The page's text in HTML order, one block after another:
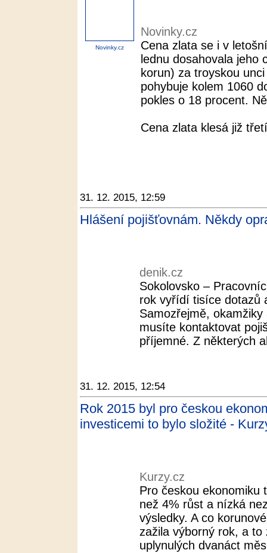
Novinky.cz
Novinky.cz
Cena zlata se i v
lednu dosahovala jeho
korun) za troyskou
pohybuje kolem 1060
pokles o 18 procent.
Cena zlata klesá již
31. 12. 2015, 12:59
Hlášení pojišťovnám. Někdy
denik.cz
Sokolovsko –
rok vyřídí tisíce dotazů
Samozřejmě,
musíte kontaktovat
příjemné. Z některých
31. 12. 2015, 12:54
Rok 2015 byl pro českou
investicemi to bylo složité -
Kurzy.cz
Pro českou ekonomiku
než 4% růst a nízká
výsledky. A co
zažila výborný rok, a
uplynulých dvanáct